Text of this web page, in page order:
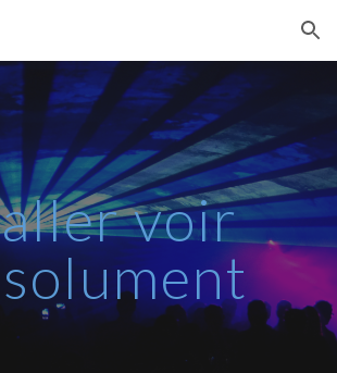
Skip to navigation
voir